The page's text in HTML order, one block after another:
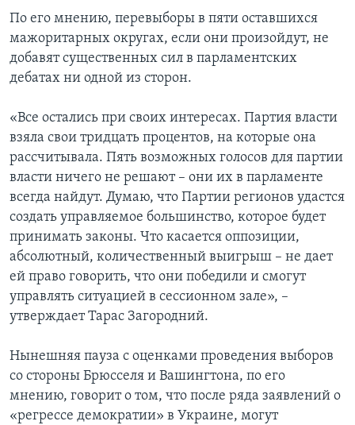
По его мнению, перевыборы в пяти оставшихся
мажоритарных округах, если они произойдут, не
добавят существенных сил в парламентских
дебатах ни одной из сторон.
«Все остались при своих интересах. Партия власти
взяла свои тридцать процентов, на которые она
рассчитывала. Пять возможных голосов для партии
власти ничего не решают – они их в парламенте
всегда найдут. Думаю, что Партии регионов удастся
создать управляемое большинство, которое будет
принимать законы. Что касается оппозиции,
абсолютный, количественный выигрыш – не дает
ей право говорить, что они победили и смогут
управлять ситуацией в сессионном зале», –
утверждает Тарас Загородний.
Нынешняя пауза с оценками проведения выборов
со стороны Брюсселя и Вашингтона, по его
мнению, говорит о том, что после ряда заявлений о
«регрессе демократии» в Украине, могут